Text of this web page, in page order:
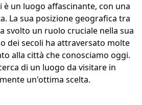
è un luogo affascinante, con una
La sua posizione geografica tra
svolto un ruolo cruciale nella sua
dei secoli ha attraversato molte
alla città che conosciamo oggi.
di un luogo da visitare in
un'ottima scelta.